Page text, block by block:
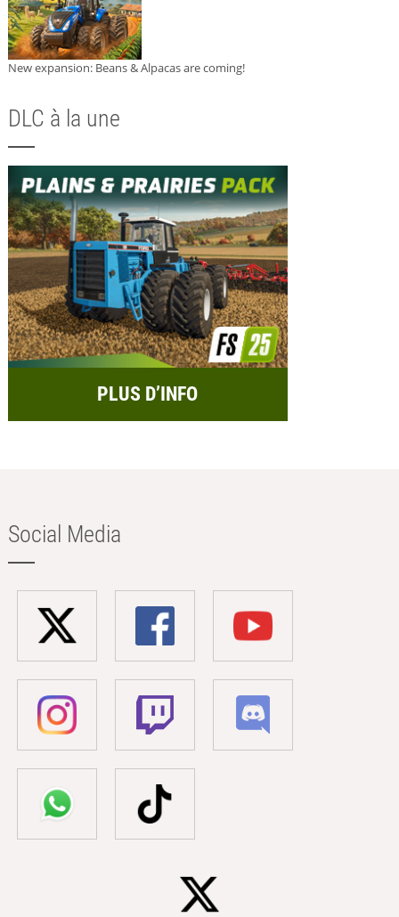
New expansion: Beans & Alpacas are coming!
DLC à la une
PLUS D’INFO
Social Media